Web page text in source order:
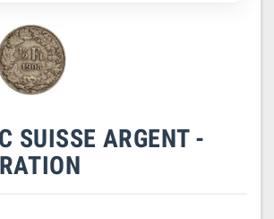
SUISSE ARGENT -